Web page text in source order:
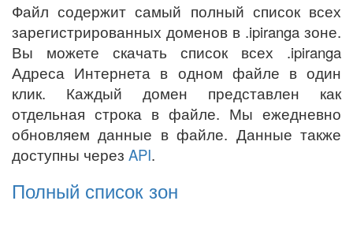
Файл содержит самый полный список всех
зарегистрированных доменов в .ipiranga зоне.
Вы можете скачать список всех .ipiranga
Адреса Интернета в одном файле в один
клик. Каждый домен представлен как
отдельная строка в файле. Мы ежедневно
обновляем данные в файле. Данные также
доступны через API.
Полный список зон